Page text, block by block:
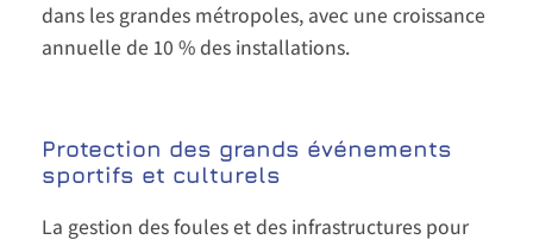
dans les grandes métropoles, avec une croissance
annuelle de 10 % des installations.
Protection des grands événements
sportifs et culturels
La gestion des foules et des infrastructures pour